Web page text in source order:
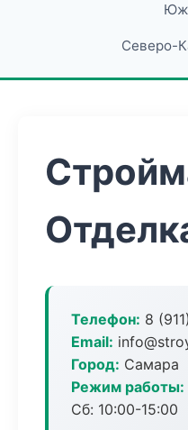
Северо-
Телефон: 8
Email:
Город: Самара
Режим работы:
Сб: 10:00-15:00